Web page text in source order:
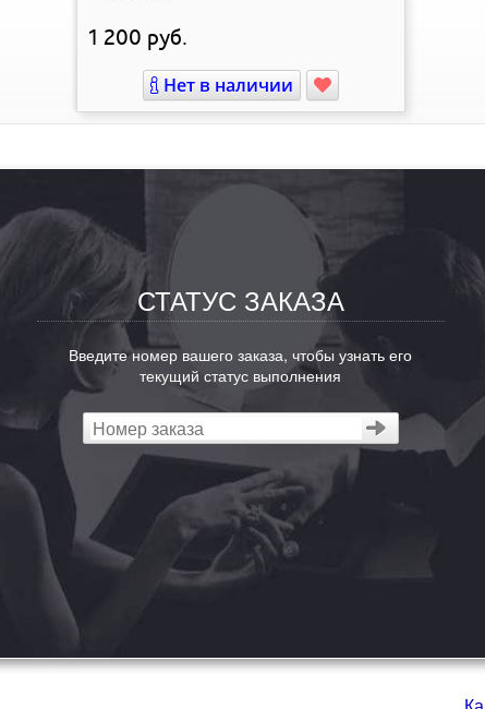
1 200 руб.
Нет в наличии
СТАТУС ЗАКАЗА
Введите номер вашего заказа, чтобы узнать его
текущий статус выполнения